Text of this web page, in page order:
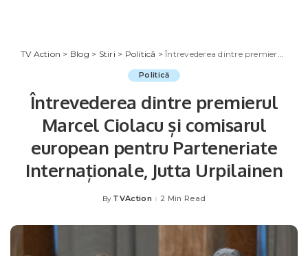
TV Action > Blog > Stiri > Politică >Întrevederea dintre premierul Marcel Ciolacu și comisarul european pentru Parteneriate Internaționale, Jutta Urpilainen
Politică
Întrevederea dintre premierul
Marcel Ciolacu și comisarul
european pentru Parteneriate
Internaționale, Jutta Urpilainen
Posted
By TVAction 2 Min Read